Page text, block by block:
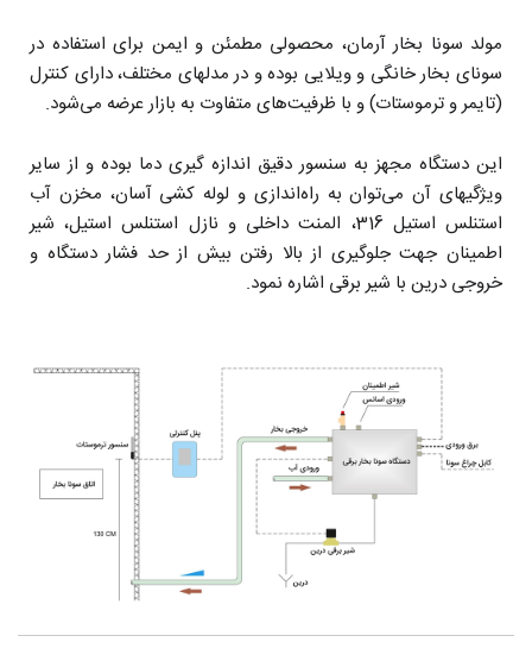
مولد سونا بخار آرمان، محصولی مطمئن و ایمن برای استفاده در
سونای بخار خانگی و ویلایی بوده و در مدلهای مختلف، دارای کنترل
(تایمر و ترموستات) و با ظرفیت‌های متفاوت به بازار عرضه می‌شود.
این دستگاه مجهز به سنسور دقیق اندازه گیری دما بوده و از سایر
ویژگیهای آن می‌توان به راه‌اندازی و لوله کشی آسان، مخزن آب
استنلس استیل 316، المنت داخلی و نازل استنلس استیل، شیر
اطمینان جهت جلوگیری از بالا رفتن بیش از حد فشار دستگاه و
خروجی درین با شیر برقی اشاره نمود.